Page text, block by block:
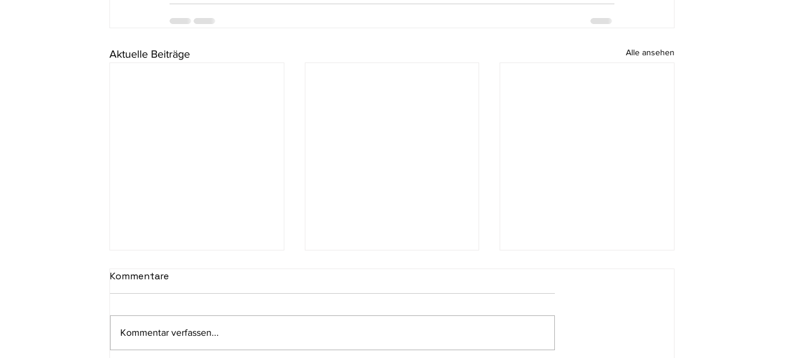
Aktuelle Beiträge Alle ansehen
Kommentare
Kommentar verfassen...